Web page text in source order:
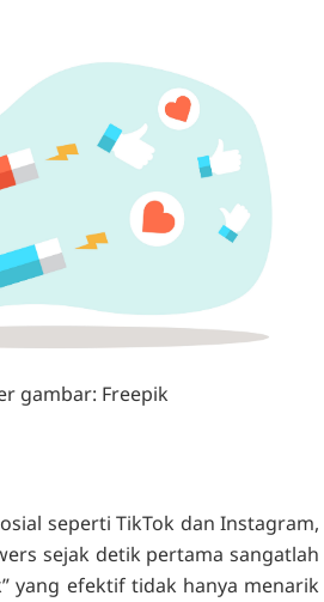
gambar: Freepik
seperti TikTok dan Instagram,
sejak detik pertama sangatlah
yang efektif tidak hanya menarik